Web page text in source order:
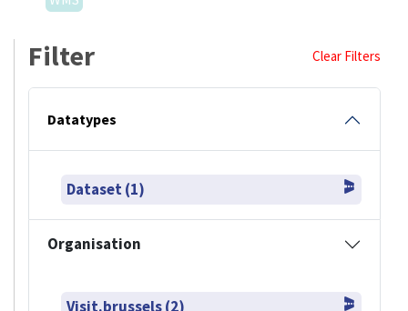
Filter Clear Filters
Datatypes
Dataset (1)
Organisation
Visit.brussels (2)